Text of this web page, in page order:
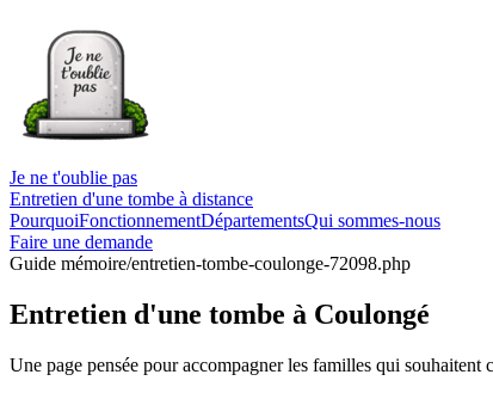
Je ne t'oublie pas
Entretien d'une tombe à distance
PourquoiFonctionnementDépartementsQui sommes-nous
Faire une demande
Guide mémoire/entretien-tombe-coulonge-72098.php
Entretien d'une tombe à Coulongé
Une page pensée pour accompagner les familles qui